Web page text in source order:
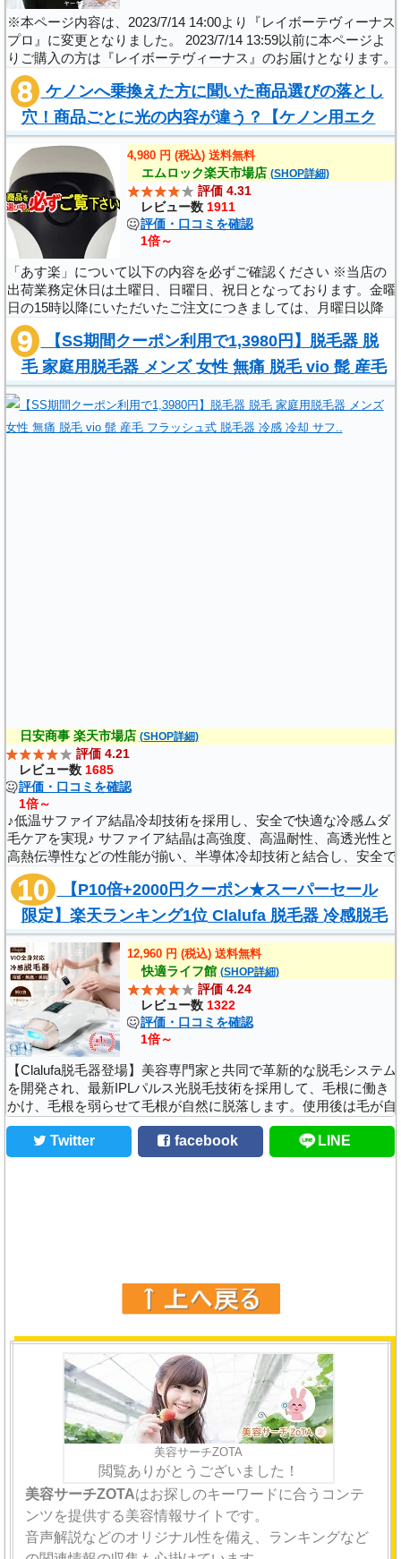
※本ページ内容は、2023/7/14 14:00より『レイボーテヴィーナス
プロ』に変更となりました。 2023/7/14 13:59以前に本ページよ
りご購入の方は『レイボーテヴィーナス』のお届けとなります。
ご購入の際は、事前に内容をご確認の上ご注文いただきますよう
宜しくお願い申し上げ..
ケノンへ乗換えた方に聞いた商品選びの落とし
穴！商品ごとに光の内容が違う？【ケノン用エク
ストララージカートリッジ ケノン本体と同..
4,980 円 (税込) 送料無料
エムロック楽天市場店 (SHOP詳細)
評価 4.31
レビュー数1911
評価・口コミを確認
1倍～
「あす楽」について以下の内容を必ずご確認ください ※当店の
出荷業務定休日は土曜日、日曜日、祝日となっております。金曜
日の15時以降にいただいたご注文につきましては、月曜日以降
の発送となりますので、ご注意ください。 ※翌日着が可能な商
品は、当店にて在庫がある商品..
【SS期間クーポン利用で1,3980円】脱毛器 脱
毛 家庭用脱毛器 メンズ 女性 無痛 脱毛 vio 髭 産毛
日安商事 楽天市場店 (SHOP詳細)
評価 4.21
レビュー数1685
評価・口コミを確認
1倍～
♪低温サファイア結晶冷却技術を採用し、安全で快適な冷感ムダ
毛ケアを実現♪ サファイア結晶は高強度、高温耐性、高透光性と
高熱伝導性などの性能が揃い、半導体冷却技術と結合し、安全で
快適な冷感ムダ毛ケアを実現できます。ムダ毛ケア中、サファイ
アは皮膚と接触する時に..
【P10倍+2000円クーポン★スーパーセール
限定】楽天ランキング1位 Clalufa 脱毛器 冷感脱毛
光美容器 VIO対応 光脱毛器 家庭用脱毛器 IP..
12,960 円 (税込) 送料無料
快適ライフ館 (SHOP詳細)
評価 4.24
レビュー数1322
評価・口コミを確認
1倍～
【Clalufa脱毛器登場】美容専門家と共同で革新的な脱毛システム
を開発され、最新IPLパルス光脱毛技術を採用して、毛根に働き
かけ、毛根を弱らせて毛根が自然に脱落します。使用後は毛が自
然に脱落し、生える速度を抑制できます。モードを選ぶだけで、
手軽にエステに行ったよ..
Twitter facebook LINE
美容サーチZOTA
閲覧ありがとうございました！
美容サーチZOTAはお探しのキーワードに合うコンテ
ンツを提供する美容情報サイトです。
音声解説などのオリジナル性を備え、ランキングなど